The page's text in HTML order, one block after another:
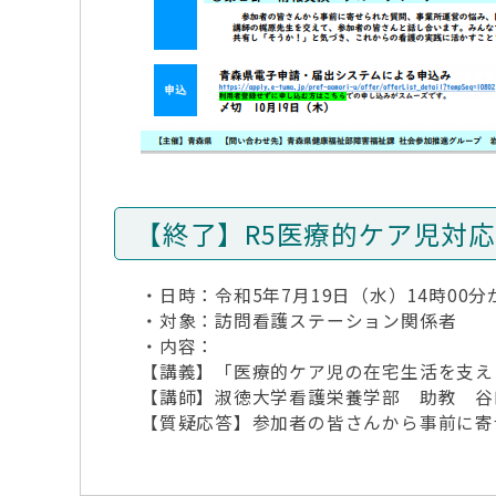
【終了】R5医療的ケア児対
・日時：令和5年7月19日（水）14時00分
・対象：訪問看護ステーション関係者
・内容：
【講義】「医療的ケア児の在宅生活を支
【講師】淑徳大学看護栄養学部 助教
【質疑応答】参加者の皆さんから事前に